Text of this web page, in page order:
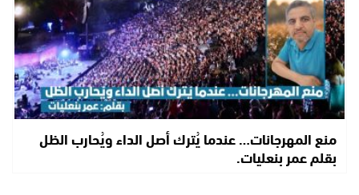
منع المهرجانات… عندما يُترك أصل الداء ويُحارب الظل
بقلم عمر بنعليات.